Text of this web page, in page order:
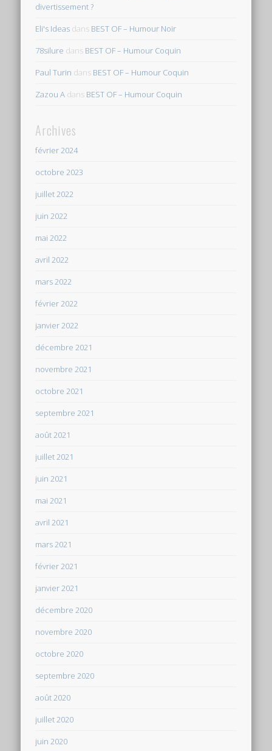
divertissement ?
Eli's Ideas dans BEST OF – Humour Noir
78silure dans BEST OF – Humour Coquin
Paul Turin dans BEST OF – Humour Coquin
Zazou A dans BEST OF – Humour Coquin
Archives
février 2024
octobre 2023
juillet 2022
juin 2022
mai 2022
avril 2022
mars 2022
février 2022
janvier 2022
décembre 2021
novembre 2021
octobre 2021
septembre 2021
août 2021
juillet 2021
juin 2021
mai 2021
avril 2021
mars 2021
février 2021
janvier 2021
décembre 2020
novembre 2020
octobre 2020
septembre 2020
août 2020
juillet 2020
juin 2020